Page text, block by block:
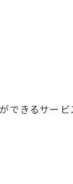
できるサービ